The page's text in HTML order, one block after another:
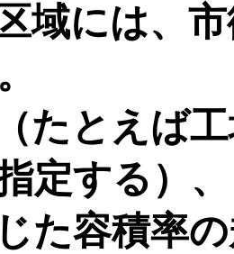
域には、
たとえば
定する）、
た容積率